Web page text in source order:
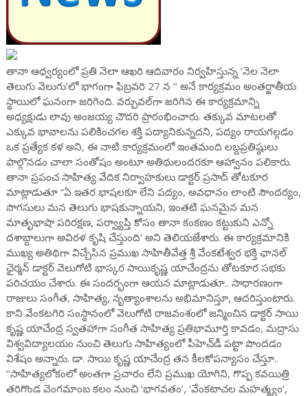
తానా ఆధ్వర్యంలో ప్రతి నెలా ఆఖరి ఆదివారం నిర్వహిస్తున్న ‘నెల నెలా
తెలుగు వెలుగు’లో భాగంగా ఫిబ్రవరి 27 న ‘’ అనే కార్యక్రమం అంతర్జాతీయ
స్థాయిలో ఘనంగా జరిగింది. వర్చువల్‌గా జరిగిన ఈ కార్యక్రమాన్ని
అధ్యక్షుడు లావు అంజయ్య చౌదరి ప్రారంభించారు. తక్కువ మాటలతో
ఎక్కువ భావాలను పలికించగల శక్తి పద్యానికున్నదని, పద్యం రాయగల్గడం
ఒక ప్రత్యేక కళ అని, ఈ నాటి కార్యక్రమంలో ఇంతమంది లబ్దప్రతిష్ఠులు
పాల్గొనడం చాలా సంతోషం అంటూ అతిథులందరకూ ఆహ్వానం పలికారు.
తానా ప్రపంచ సాహిత్య వేదిక నిర్వాహకులు డాక్టర్ ప్రసాద్ తోటకూర
మాట్లాడుతూ “ఏ ఇతర భాషలకూ లేని పద్యం, అవధానం లాంటి సౌందర్యం,
సొగసులు మన తెలుగు భాషకున్నాయని, ఇంతటి ఘనమైన మన
మాతృభాషా పరిరక్షణ, పర్వ్యాప్తి కోసం తానా కంకణం కట్టుకుని ఎన్నో
దశాబ్దాలుగా అవిరళ కృషి చేస్తుంది’ అని తెలియజేశారు. ఈ కార్యక్రమానికి
ముఖ్య అతిథిగా విచ్చేసిన ప్రముఖ సాహితీవేత్త శ్రీ వేంకటేశ్వర భక్తి ఛానల్
ఛైర్మన్ డాక్టర్ వెలుగోటి భాస్కర సాయికృష్ణ యాచేంద్రను తోటకూర సభకు
పరిచయం చేశారు. ఈ సందర్భంగా ఆయన మాట్లాడుతూ.. సాధారణంగా
రాజులు సంగీత, సాహిత్య, నృత్యాంశాలను అభిమానిస్తూ, ఆదరిస్తుంటారు.
కాని వేంకటగిరి సంస్థానంలో వెలుగోటి రాజవంశంలో జన్మించిన డాక్టర్ సాయి
కృష్ణ యాచేంద్ర స్వతహాగా సంగీత సాహిత్య ప్రతిభామూర్తి కావడం, మద్రాసు
విశ్వవిద్యాలయం నుంచి తెలుగు సాహిత్యంలో పీహెచ్‌డీ పట్టా పొందడం
విశేషం అన్నారు. డా. సాయి కృష్ణ యాచేంద్ర తన కీలకోపన్యాసం చేస్తూ..
‘‘సాహిత్యలోకంలో అంతగా ప్రచారం లేని ప్రముఖ యోగిని, గొప్ప కవయిత్రి
తరిగొండ వెంగమాంబ కలం నుంచి ‘భాగవతం’, ‘వేంకటాచల మహత్మ్యం’,